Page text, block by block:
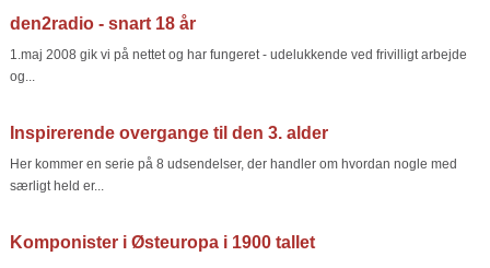
den2radio - snart 18 år
1.maj 2008 gik vi på nettet og har fungeret - udelukkende ved frivilligt arbejde
og...
Inspirerende overgange til den 3. alder
Her kommer en serie på 8 udsendelser, der handler om hvordan nogle med
særligt held er...
Komponister i Østeuropa i 1900 tallet